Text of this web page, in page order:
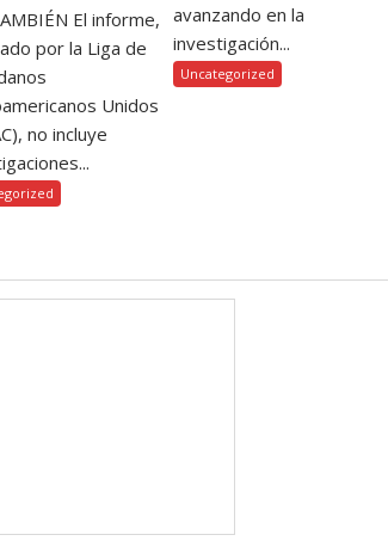
El informe,
por la Liga de
Unidos
no incluye
avanzando en la
investigación...
Uncategorized